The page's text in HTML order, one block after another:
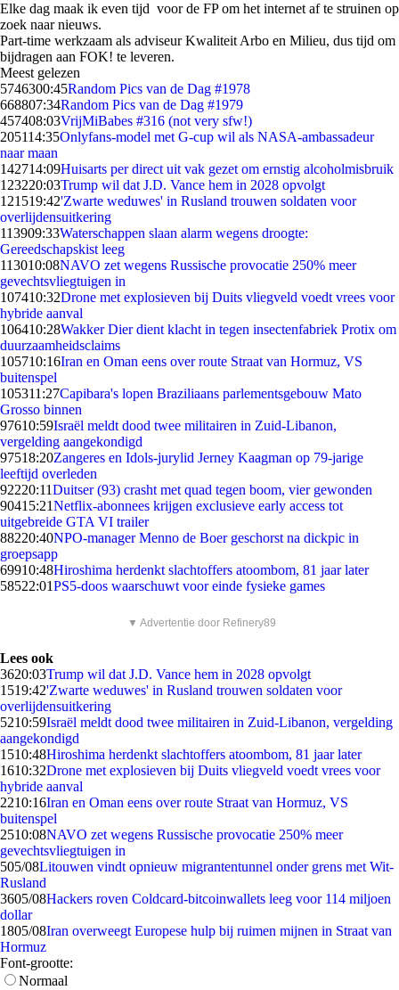
Elke dag maak ik even tijd voor de FP om het internet af te struinen op
zoek naar nieuws.
Part-time werkzaam als adviseur Kwaliteit Arbo en Milieu, dus tijd om
bijdragen aan FOK! te leveren.
Meest gelezen
5746300:45Random Pics van de Dag #1978
668807:34Random Pics van de Dag #1979
457408:03VrijMiBabes #316 (not very sfw!)
205114:35Onlyfans-model met G-cup wil als NASA-ambassadeur
naar maan
142714:09Huisarts per direct uit vak gezet om ernstig alcoholmisbruik
123220:03Trump wil dat J.D. Vance hem in 2028 opvolgt
121519:42'Zwarte weduwes' in Rusland trouwen soldaten voor
overlijdensuitkering
113909:33Waterschappen slaan alarm wegens droogte:
Gereedschapskist leeg
113010:08NAVO zet wegens Russische provocatie 250% meer
gevechtsvliegtuigen in
107410:32Drone met explosieven bij Duits vliegveld voedt vrees voor
hybride aanval
106410:28Wakker Dier dient klacht in tegen insectenfabriek Protix om
duurzaamheidsclaims
105710:16Iran en Oman eens over route Straat van Hormuz, VS
buitenspel
105311:27Capibara's lopen Braziliaans parlementsgebouw Mato
Grosso binnen
97610:59Israël meldt dood twee militairen in Zuid-Libanon,
vergelding aangekondigd
97518:20Zangeres en Idols-jurylid Jerney Kaagman op 79-jarige
leeftijd overleden
92220:11Duitser (93) crasht met quad tegen boom, vier gewonden
90415:21Netflix-abonnees krijgen exclusieve early access tot
uitgebreide GTA VI trailer
88220:40NPO-manager Menno de Boer geschorst na dickpic in
groepsapp
69910:48Hiroshima herdenkt slachtoffers atoombom, 81 jaar later
58522:01PS5-doos waarschuwt voor einde fysieke games
▼ Advertentie door Refinery89
Lees ook
3620:03Trump wil dat J.D. Vance hem in 2028 opvolgt
1519:42'Zwarte weduwes' in Rusland trouwen soldaten voor
overlijdensuitkering
5210:59Israël meldt dood twee militairen in Zuid-Libanon, vergelding
aangekondigd
1510:48Hiroshima herdenkt slachtoffers atoombom, 81 jaar later
1610:32Drone met explosieven bij Duits vliegveld voedt vrees voor
hybride aanval
2210:16Iran en Oman eens over route Straat van Hormuz, VS
buitenspel
2510:08NAVO zet wegens Russische provocatie 250% meer
gevechtsvliegtuigen in
505/08Litouwen vindt opnieuw migrantentunnel onder grens met Wit-
Rusland
3605/08Hackers roven Coldcard-bitcoinwallets leeg voor 114 miljoen
dollar
1805/08Iran overweegt Europese hulp bij ruimen mijnen in Straat van
Hormuz
Font-grootte:
Normaal